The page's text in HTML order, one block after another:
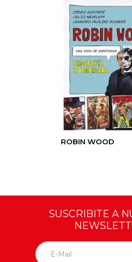
ROBIN WOOD
SUSCRIBITE A